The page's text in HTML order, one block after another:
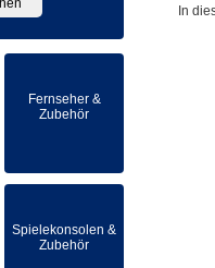
In
Fernseher &
Zubehör
Spielekonsolen &
Zubehör